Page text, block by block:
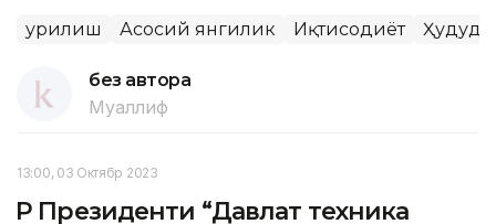
Қурилиш Асосий янгилик Иқтисодиёт
без автора
Муаллиф
13:00, 03 Октябр 2023
ҚР Президенти “Давлат техника